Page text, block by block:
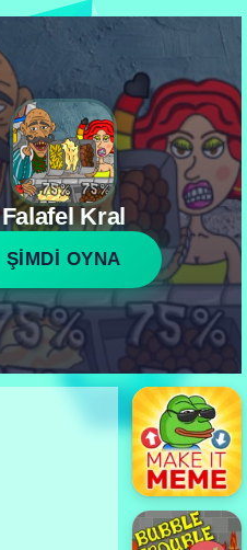
Falafel Kral
ŞİMDİ OYNA